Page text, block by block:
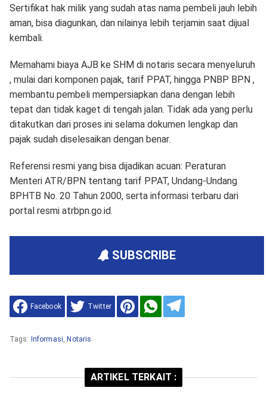
Sertifikat hak milik yang sudah atas nama pembeli jauh lebih
aman, bisa diagunkan, dan nilainya lebih terjamin saat dijual
kembali.
Memahami biaya AJB ke SHM di notaris secara menyeluruh
, mulai dari komponen pajak, tarif PPAT, hingga PNBP BPN ,
membantu pembeli mempersiapkan dana dengan lebih
tepat dan tidak kaget di tengah jalan. Tidak ada yang perlu
ditakutkan dari proses ini selama dokumen lengkap dan
pajak sudah diselesaikan dengan benar.
Referensi resmi yang bisa dijadikan acuan: Peraturan
Menteri ATR/BPN tentang tarif PPAT, Undang-Undang
BPHTB No. 20 Tahun 2000, serta informasi terbaru dari
portal resmi atrbpn.go.id.
SUBSCRIBE
Facebook Twitter
Tags: Informasi, Notaris
ARTIKEL TERKAIT :